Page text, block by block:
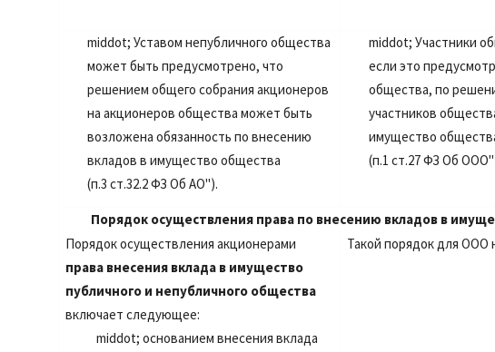
middot;Уставом непубличного общества
может быть предусмотрено, что
решением общего собрания акционеров
на акционеров общества может быть
возложена обязанность по внесению
вкладов в имущество общества
(п.3 ст.32.2 ФЗ Об АО").
middot;Участники
если это
общества, по
участников
имущество
(п.1 ст.27 ФЗ Об
Порядок осуществления права по внесению вкладов в
Порядок осуществления акционерами
права внесения вклада в имущество
публичного и непубличного общества
включает следующее:
middot; основанием внесения вклада
Такой порядок для ООО